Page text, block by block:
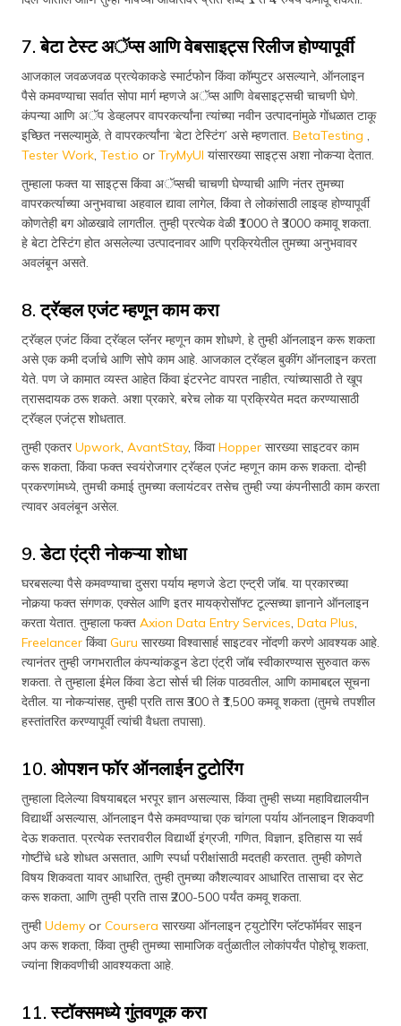
7. बेटा टेस्ट अॅप्स आणि वेबसाइट्स रिलीज होण्यापूर्वी
आजकाल जवळजवळ प्रत्येकाकडे स्मार्टफोन किंवा कॉम्पुटर असल्याने, ऑनलाइन
पैसे कमवण्याचा सर्वात सोपा मार्ग म्हणजे अॅप्स आणि वेबसाइट्सची चाचणी घेणे.
कंपन्या आणि अॅप डेव्हलपर वापरकर्त्यांना त्यांच्या नवीन उत्पादनांमुळे गोंधळात टाकू
इच्छित नसल्यामुळे, ते वापरकर्त्यांना ‘बेटा टेस्टिंग’ असे म्हणतात. BetaTesting ,
Tester Work, Test.io or TryMyUI यांसारख्या साइट्स अशा नोकऱ्या देतात.
तुम्हाला फक्त या साइट्स किंवा अॅप्सची चाचणी घेण्याची आणि नंतर तुमच्या
वापरकर्त्याच्या अनुभवाचा अहवाल द्यावा लागेल, किंवा ते लोकांसाठी लाइव्ह होण्यापूर्वी
कोणतेही बग ओळखावे लागतील. तुम्ही प्रत्येक वेळी ₹1000 ते ₹3000 कमावू शकता.
हे बेटा टेस्टिंग होत असलेल्या उत्पादनावर आणि प्रक्रियेतील तुमच्या अनुभवावर
अवलंबून असते.
8. ट्रॅव्हल एजंट म्हणून काम करा
ट्रॅव्हल एजंट किंवा ट्रॅव्हल प्लॅनर म्हणून काम शोधणे, हे तुम्ही ऑनलाइन करू शकता
असे एक कमी दर्जाचे आणि सोपे काम आहे. आजकाल ट्रॅव्हल बुकींग ऑनलाइन करता
येते. पण जे कामात व्यस्त आहेत किंवा इंटरनेट वापरत नाहीत, त्यांच्यासाठी ते खूप
त्रासदायक ठरू शकते. अशा प्रकारे, बरेच लोक या प्रक्रियेत मदत करण्यासाठी
ट्रॅव्हल एजंट्स शोधतात.
तुम्ही एकतरUpwork, AvantStay, किंवाHopper सारख्या साइटवर काम
करू शकता, किंवा फक्त स्वयंरोजगार ट्रॅव्हल एजंट म्हणून काम करू शकता. दोन्ही
प्रकरणांमध्ये, तुमची कमाई तुमच्या क्लायंटवर तसेच तुम्ही ज्या कंपनीसाठी काम करता
त्यावर अवलंबून असेल.
9. डेटा एंट्री नोकऱ्या शोधा
घरबसल्या पैसे कमवण्याचा दुसरा पर्याय म्हणजे डेटा एन्ट्री जॉब. या प्रकारच्या
नोकर्‍या फक्त संगणक, एक्सेल आणि इतर मायक्रोसॉफ्ट टूल्सच्या ज्ञानाने ऑनलाइन
करता येतात. तुम्हाला फक्त Axion Data Entry Services, Data Plus,
Freelancer किंवाGuru सारख्या विश्वासार्ह साइटवर नोंदणी करणे आवश्यक आहे.
त्यानंतर तुम्ही जगभरातील कंपन्यांकडून डेटा एंट्री जॉब स्वीकारण्यास सुरुवात करू
शकता. ते तुम्हाला ईमेल किंवा डेटा सोर्स ची लिंक पाठवतील, आणि कामाबद्दल सूचना
देतील. या नोकऱ्यांसह, तुम्ही प्रति तास ₹300 ते ₹1,500 कमवू शकता (तुमचे तपशील
हस्तांतरित करण्यापूर्वी त्यांची वैधता तपासा).
10. ओपशन फॉर ऑनलाईन टुटोरिंग
तुम्हाला दिलेल्या विषयाबद्दल भरपूर ज्ञान असल्यास, किंवा तुम्ही सध्या महाविद्यालयीन
विद्यार्थी असल्यास, ऑनलाइन पैसे कमवण्याचा एक चांगला पर्याय ऑनलाइन शिकवणी
देऊ शकतात. प्रत्येक स्तरावरील विद्यार्थी इंग्रजी, गणित, विज्ञान, इतिहास या सर्व
गोष्टींचे धडे शोधत असतात, आणि स्पर्धा परीक्षांसाठी मदतही करतात. तुम्ही कोणते
विषय शिकवता यावर आधारित, तुम्ही तुमच्या कौशल्यावर आधारित तासाचा दर सेट
करू शकता, आणि तुम्ही प्रति तास ₹200-500 पर्यंत कमवू शकता.
तुम्हीUdemy or Coursera सारख्या ऑनलाइन ट्युटोरिंग प्लॅटफॉर्मवर साइन
अप करू शकता, किंवा तुम्ही तुमच्या सामाजिक वर्तुळातील लोकांपर्यंत पोहोचू शकता,
ज्यांना शिकवणीची आवश्यकता आहे.
11. स्टॉक्समध्ये गुंतवणूक करा